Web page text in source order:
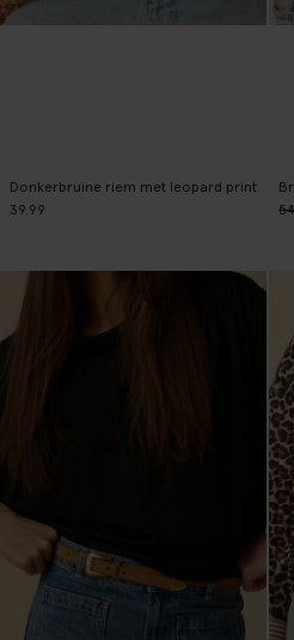
Donkerbruine riem met leopard print
39.99